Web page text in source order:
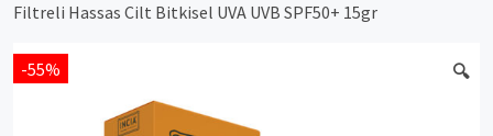
Filtreli Hassas Cilt Bitkisel UVA UVB SPF50+ 15gr
-55% 🔍